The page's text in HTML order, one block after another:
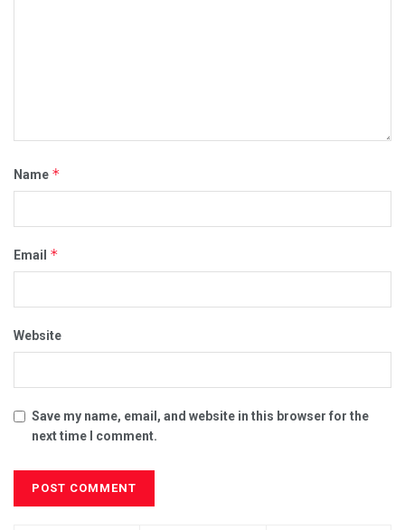
Name *
Email *
Website
Save my name, email, and website in this browser for the
next time I comment.